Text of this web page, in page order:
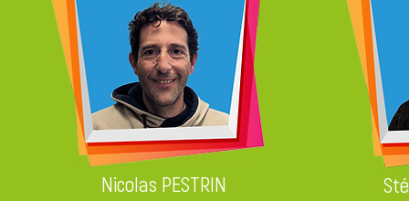
Nicolas PESTRIN